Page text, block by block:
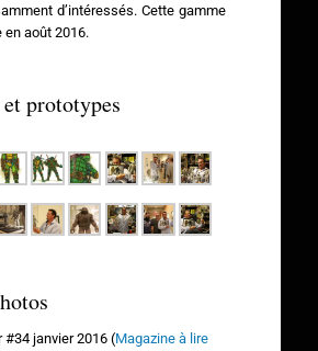
d’intéressés. Cette gamme
en août 2016.
et prototypes
#34 janvier 2016 (Magazine à lire